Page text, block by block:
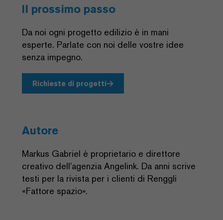
Il prossimo passo
Da noi ogni progetto edilizio è in mani
esperte. Parlate con noi delle vostre idee
senza impegno.
Richieste di progetti
Autore
Markus Gabriel è proprietario e direttore
creativo dell'agenzia Angelink. Da anni scrive
testi per la rivista per i clienti di Renggli
«Fattore spazio».